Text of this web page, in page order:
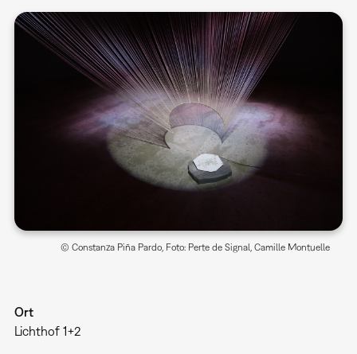
© Constanza Piña Pardo, Foto: Perte de Signal, Camille Montuelle
Ort
Lichthof 1+2